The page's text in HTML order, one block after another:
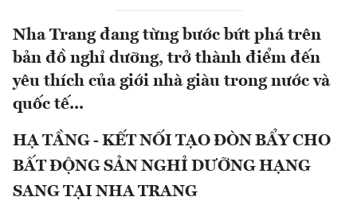
Nha Trang đang từng bước bứt phá trên
bản đồ nghỉ dưỡng, trở thành điểm đến
yêu thích của giới nhà giàu trong nước và
quốc tế...
HẠ TẦNG - KẾT NỐI TẠO ĐÒN BẨY CHO
BẤT ĐỘNG SẢN NGHỈ DƯỠNG HẠNG
SANG TẠI NHA TRANG